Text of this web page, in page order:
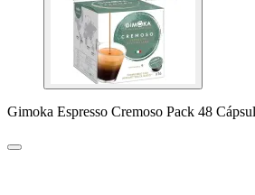
Gimoka Espresso Cremoso Pack 48